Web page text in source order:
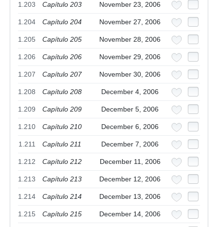
1.203 Capítulo 203 November 23, 2006
1.204 Capítulo 204 November 27, 2006
1.205 Capítulo 205 November 28, 2006
1.206 Capítulo 206 November 29, 2006
1.207 Capítulo 207 November 30, 2006
1.208 Capítulo 208 December 4, 2006
1.209 Capítulo 209 December 5, 2006
1.210 Capítulo 210 December 6, 2006
1.211 Capítulo 211 December 7, 2006
1.212 Capítulo 212 December 11, 2006
1.213 Capítulo 213 December 12, 2006
1.214 Capítulo 214 December 13, 2006
1.215 Capítulo 215 December 14, 2006